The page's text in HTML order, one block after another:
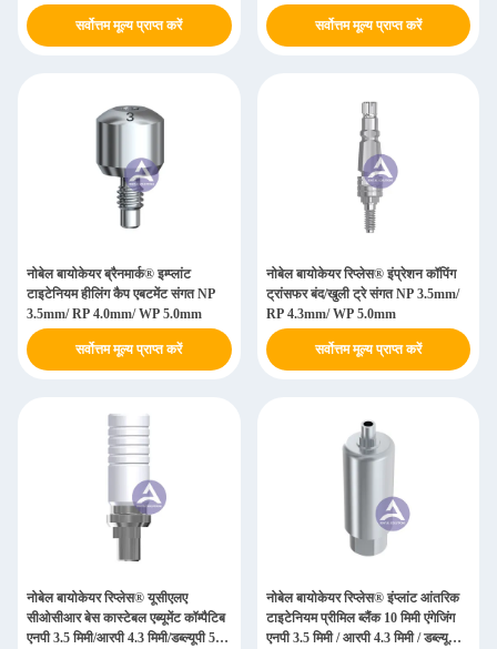
सर्वोत्तम मूल्य प्राप्त करें सर्वोत्तम मूल्य प्राप्त करें
नोबेल बायोकेयर ब्रैनमार्क® इम्प्लांट
टाइटेनियम हीलिंग कैप एबटमेंट संगत NP
3.5mm/ RP 4.0mm/ WP 5.0mm
सर्वोत्तम मूल्य प्राप्त करें
नोबेल बायोकेयर रिप्लेस® इंप्रेशन कॉपिंग
ट्रांसफर बंद/खुली ट्रे संगत NP 3.5mm/
RP 4.3mm/ WP 5.0mm
सर्वोत्तम मूल्य प्राप्त करें
नोबेल बायोकेयर रिप्लेस® यूसीएलए
सीओसीआर बेस कास्टेबल एब्यूमेंट कॉम्पैटिब
एनपी 3.5 मिमी/आरपी 4.3 मिमी/डब्ल्यूपी 5.0
नोबेल बायोकेयर रिप्लेस® इंप्लांट आंतरिक
टाइटेनियम प्रीमिल ब्लैंक 10 मिमी एंगेजिंग
एनपी 3.5 मिमी / आरपी 4.3 मिमी / डब्ल्यूपी